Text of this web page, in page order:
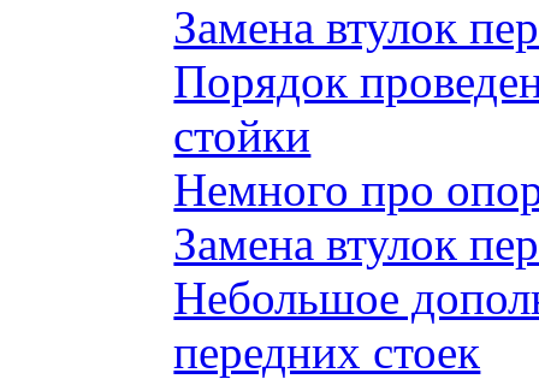
Замена втулок
Порядок
стойки
Немного про
Замена втулок
Небольшое
передних стоек